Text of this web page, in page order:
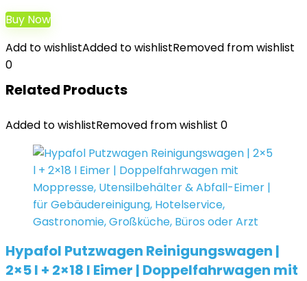
Buy Now
Add to wishlistAdded to wishlistRemoved from wishlist
0
Related Products
Added to wishlistRemoved from wishlist 0
Hypafol Putzwagen Reinigungswagen |
2×5 l + 2×18 l Eimer | Doppelfahrwagen mit